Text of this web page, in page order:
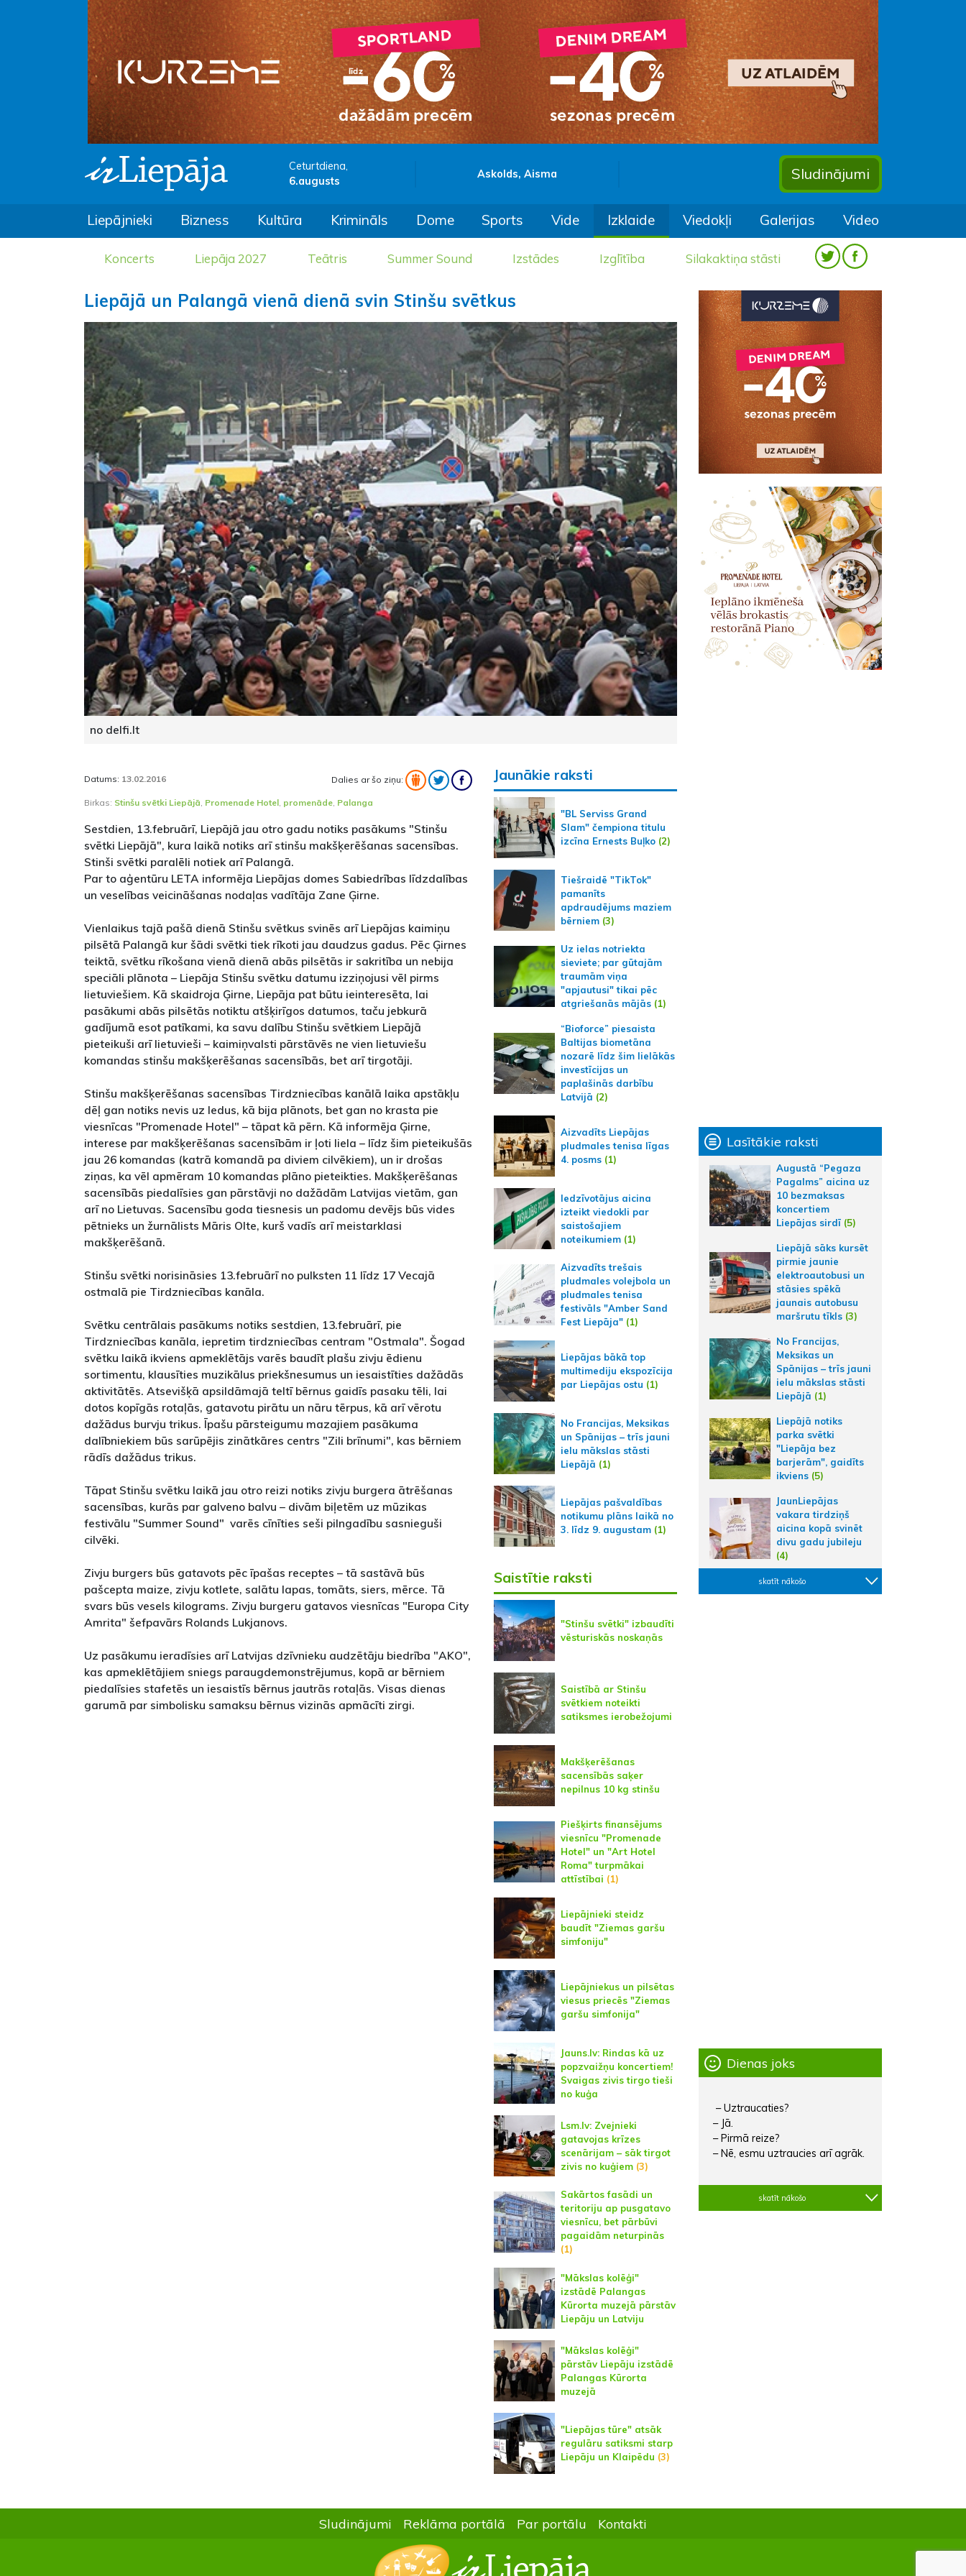
Ceturtdiena,
6.augusts
Askolds, Aisma Sludinājumi
Liepājnieki Bizness Kultūra Krimināls Dome Sports Vide Izklaide Viedokļi Galerijas Video
Koncerts Liepāja 2027 Teātris Summer Sound Izstādes Izglītība Silakaktiņa stāsti
Liepājā un Palangā vienā dienā svin Stinšu svētkus
no delfi.lt
Datums: 13.02.2016 Dalies ar šo ziņu:
Birkas: Stinšu svētki Liepājā, Promenade Hotel, promenāde, Palanga
Sestdien, 13.februārī, Liepājā jau otro gadu notiks pasākums "Stinšu
svētki Liepājā", kura laikā notiks arī stinšu makšķerēšanas sacensības.
Stinši svētki paralēli notiek arī Palangā.
Par to aģentūru LETA informēja Liepājas domes Sabiedrības līdzdalības
un veselības veicināšanas nodaļas vadītāja Zane Ģirne.
Vienlaikus tajā pašā dienā Stinšu svētkus svinēs arī Liepājas kaimiņu
pilsētā Palangā kur šādi svētki tiek rīkoti jau daudzus gadus. Pēc Ģirnes
teiktā, svētku rīkošana vienā dienā abās pilsētās ir sakritība un nebija
speciāli plānota – Liepāja Stinšu svētku datumu izziņojusi vēl pirms
lietuviešiem. Kā skaidroja Ģirne, Liepāja pat būtu ieinteresēta, lai
pasākumi abās pilsētās notiktu atšķirīgos datumos, taču jebkurā
gadījumā esot patīkami, ka savu dalību Stinšu svētkiem Liepājā
pieteikuši arī lietuvieši – kaimiņvalsti pārstāvēs ne vien lietuviešu
komandas stinšu makšķerēšanas sacensībās, bet arī tirgotāji.
Stinšu makšķerēšanas sacensības Tirdzniecības kanālā laika apstākļu
dēļ gan notiks nevis uz ledus, kā bija plānots, bet gan no krasta pie
viesnīcas "Promenade Hotel" – tāpat kā pērn. Kā informēja Ģirne,
interese par makšķerēšanas sacensībām ir ļoti liela – līdz šim pieteikušās
jau 26 komandas (katrā komandā pa diviem cilvēkiem), un ir drošas
ziņas, ka vēl apmēram 10 komandas plāno pieteikties. Makšķerēšanas
sacensībās piedalīsies gan pārstāvji no dažādām Latvijas vietām, gan
arī no Lietuvas. Sacensību goda tiesnesis un padomu devējs būs vides
pētnieks un žurnālists Māris Olte, kurš vadīs arī meistarklasi
makšķerēšanā.
Stinšu svētki norisināsies 13.februārī no pulksten 11 līdz 17 Vecajā
ostmalā pie Tirdzniecības kanāla.
Svētku centrālais pasākums notiks sestdien, 13.februārī, pie
Tirdzniecības kanāla, iepretim tirdzniecības centram "Ostmala". Šogad
svētku laikā ikviens apmeklētājs varēs baudīt plašu zivju ēdienu
sortimentu, klausīties muzikālus priekšnesumus un iesaistīties dažādās
aktivitātēs. Atsevišķā apsildāmajā teltī bērnus gaidīs pasaku tēli, lai
dotos kopīgās rotaļās, gatavotu pirātu un nāru tērpus, kā arī vērotu
dažādus burvju trikus. Īpašu pārsteigumu mazajiem pasākuma
dalībniekiem būs sarūpējis zinātkāres centrs "Zili brīnumi", kas bērniem
rādīs dažādus trikus.
Tāpat Stinšu svētku laikā jau otro reizi notiks zivju burgera ātrēšanas
sacensības, kurās par galveno balvu – divām biļetēm uz mūzikas
festivālu "Summer Sound" ­ varēs cīnīties seši pilngadību sasnieguši
cilvēki.
Zivju burgers būs gatavots pēc īpašas receptes – tā sastāvā būs
pašcepta maize, zivju kotlete, salātu lapas, tomāts, siers, mērce. Tā
svars būs vesels kilograms. Zivju burgeru gatavos viesnīcas "Europa City
Amrita" šefpavārs Rolands Lukjanovs.
Uz pasākumu ieradīsies arī Latvijas dzīvnieku audzētāju biedrība "AKO",
kas apmeklētājiem sniegs paraugdemonstrējumus, kopā ar bērniem
piedalīsies stafetēs un iesaistīs bērnus jautrās rotaļās. Visas dienas
garumā par simbolisku samaksu bērnus vizinās apmācīti zirgi.
Jaunākie raksti
"BL Serviss Grand
Slam" čempiona titulu
izcīna Ernests Buļko(2)
Tiešraidē "TikTok"
pamanīts
apdraudējums maziem
bērniem(3)
Uz ielas notriekta
sieviete; par gūtajām
traumām viņa
"apjautusi" tikai pēc
atgriešanās mājās(1)
“Bioforce” piesaista
Baltijas biometāna
nozarē līdz šim lielākās
investīcijas un
paplašinās darbību
Latvijā (2)
Aizvadīts Liepājas
pludmales tenisa līgas
4. posms(1)
Iedzīvotājus aicina
izteikt viedokli par
saistošajiem
noteikumiem (1)
Aizvadīts trešais
pludmales volejbola un
pludmales tenisa
festivāls "Amber Sand
Fest Liepāja"(1)
Liepājas bākā top
multimediju ekspozīcija
par Liepājas ostu (1)
No Francijas, Meksikas
un Spānijas – trīs jauni
ielu mākslas stāsti
Liepājā (1)
Liepājas pašvaldības
notikumu plāns laikā no
3. līdz 9. augustam(1)
Saistītie raksti
"Stinšu svētki" izbaudīti
vēsturiskās noskaņās
Saistībā ar Stinšu
svētkiem noteikti
satiksmes ierobežojumi
Makšķerēšanas
sacensībās saķer
nepilnus 10 kg stinšu
Piešķirts finansējums
viesnīcu "Promenade
Hotel" un "Art Hotel
Roma" turpmākai
attīstībai (1)
Liepājnieki steidz
baudīt "Ziemas garšu
simfoniju"
Liepājniekus un pilsētas
viesus priecēs "Ziemas
garšu simfonija"
Jauns.lv: Rindas kā uz
popzvaižņu koncertiem!
Svaigas zivis tirgo tieši
no kuģa
Lsm.lv: Zvejnieki
gatavojas krīzes
scenārijam – sāk tirgot
zivis no kuģiem(3)
Sakārtos fasādi un
teritoriju ap pusgatavo
viesnīcu, bet pārbūvi
pagaidām neturpinās
(1)
"Mākslas kolēģi"
izstādē Palangas
Kūrorta muzejā pārstāv
Liepāju un Latviju
"Mākslas kolēģi"
pārstāv Liepāju izstādē
Palangas Kūrorta
muzejā
"Liepājas tūre" atsāk
regulāru satiksmi starp
Liepāju un Klaipēdu (3)
Lasītākie raksti
Augustā “Pegaza
Pagalms” aicina uz
10 bezmaksas
koncertiem
Liepājas sirdī (5)
Liepājā sāks kursēt
pirmie jaunie
elektroautobusi un
stāsies spēkā
jaunais autobusu
maršrutu tīkls (3)
No Francijas,
Meksikas un
Spānijas – trīs jauni
ielu mākslas stāsti
Liepājā (1)
Liepājā notiks
parka svētki
"Liepāja bez
barjerām", gaidīts
ikviens (5)
JaunLiepājas
vakara tirdziņš
aicina kopā svinēt
divu gadu jubileju
(4)
skatīt nākošo
Dienas joks
– Uztraucaties?
– Jā.
– Pirmā reize?
– Nē, esmu uztraucies arī agrāk.
skatīt nākošo
Sludinājumi Reklāma portālā Par portālu Kontakti